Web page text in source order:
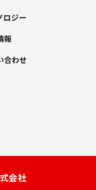
会社
ロジー
報
合わせ